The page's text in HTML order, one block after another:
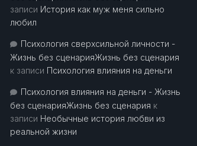
записи История как муж меня сильно
любил
Психология сверхсильной личности -
Жизнь без сценарияЖизнь без сценария
к записи Психология влияния на деньги
Психология влияния на деньги - Жизнь
без сценарияЖизнь без сценария к
записи Необычные история любви из
реальной жизни